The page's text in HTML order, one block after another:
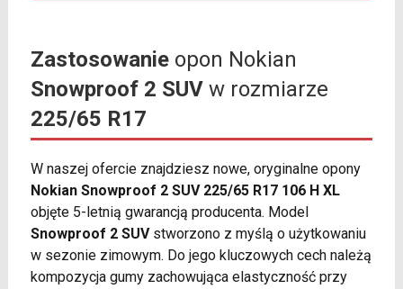
Zastosowanieopon Nokian
Snowproof 2 SUVw rozmiarze
225/65 R17
W naszej ofercie znajdziesz nowe, oryginalne opony
Nokian Snowproof 2 SUV 225/65 R17 106 H XL
objęte 5-letnią gwarancją producenta. Model
Snowproof 2 SUVstworzono z myślą o użytkowaniu
w sezonie zimowym. Do jego kluczowych cech należą
kompozycja gumy zachowująca elastyczność przy